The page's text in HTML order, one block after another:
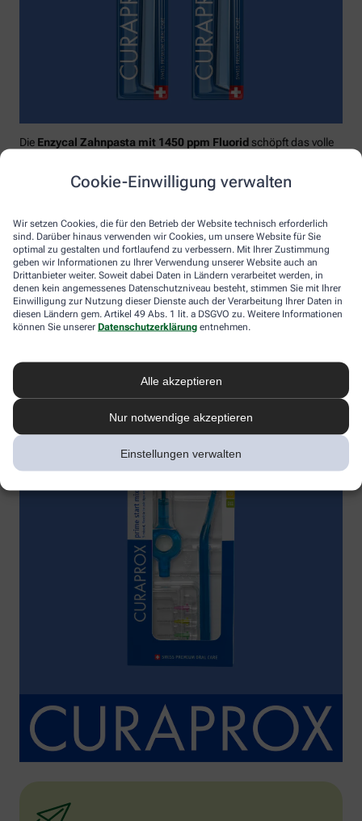
Cookie-Einwilligung verwalten
Wir setzen Cookies, die für den Betrieb der Website technisch erforderlich
sind. Darüber hinaus verwenden wir Cookies, um unsere Website für Sie
optimal zu gestalten und fortlaufend zu verbessern. Mit Ihrer Zustimmung
geben wir Informationen zu Ihrer Verwendung unserer Website auch an
Drittanbieter weiter. Soweit dabei Daten in Ländern verarbeitet werden, in
denen kein angemessenes Datenschutzniveau besteht, stimmen Sie mit Ihrer
Einwilligung zur Nutzung dieser Dienste auch der Verarbeitung Ihrer Daten in
diesen Ländern gem. Artikel 49 Abs. 1 lit. a DSGVO zu. Weitere Informationen
können Sie unserer Datenschutzerklärung entnehmen.
Alle akzeptieren
Nur notwendige akzeptieren
Einstellungen verwalten
Die Enzycal Zahnpasta mit 1450 ppm Fluorid schöpft das volle
Enzymen deine körpereigenen Abwehrkräfte.
Interdentalbürsten „prime“
reinigen den gesamten kritischen
Zahnzwischenraum effektiv und verletzungsfrei: vom
Zahnfleischrand über die konkaven Nischen bis direkt unter die
Kontaktstelle. Selbst kleinste Interdentalräume werden ohne
Verletzungsgefahr behandelt – dank Cural®, dem hauchdünnen
und extrastarken Chirurgendraht, mit dem eine einzige
Reinigungsbewegung ausreicht: einmal rein und raus. Fertig.
Das House of Mouth bündelt dieses Wissen – und macht